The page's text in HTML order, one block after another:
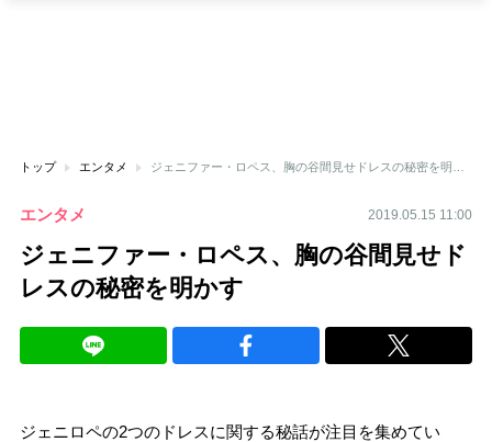
トップ エンタメ
エンタメ 2019.05.15 11:00
ジェニファー・ロペス、胸の谷間見せド
レスの秘密を明かす
ジェニロペの2つのドレスに関する秘話が注目を集めてい